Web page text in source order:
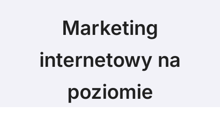
Marketing
internetowy na
poziomie